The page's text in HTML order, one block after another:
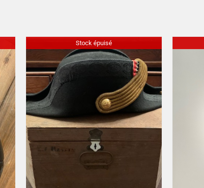
Stock épuisé